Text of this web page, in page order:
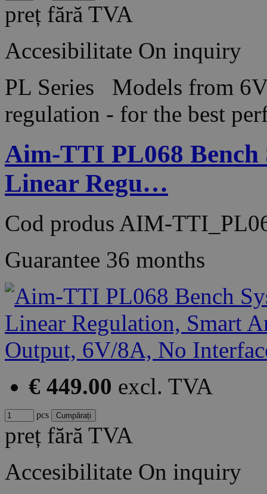
preț fără TVA
Accesibilitate On inquiry
PL Series Models from
regulation - for the best
Aim-TTI PL068 Bench
Linear Regu…
Cod produs AIM-
Guarantee 36 months
€ 449.00 excl. TVA
pcs
preț fără TVA
Accesibilitate On inquiry